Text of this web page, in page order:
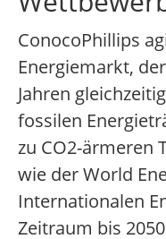
ConocoPhillips
Energiemarkt,
Jahren
fossilen
zu CO2-ärmeren
wie der World
Internationalen
Zeitraum bis